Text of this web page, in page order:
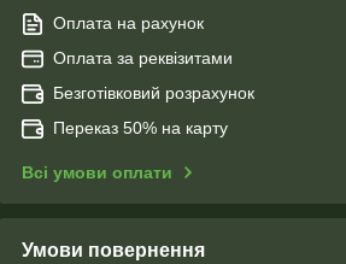
Оплата на рахунок
Оплата за реквізитами
Безготівковий розрахунок
Переказ 50% на карту
Всі умови оплати
Умови повернення